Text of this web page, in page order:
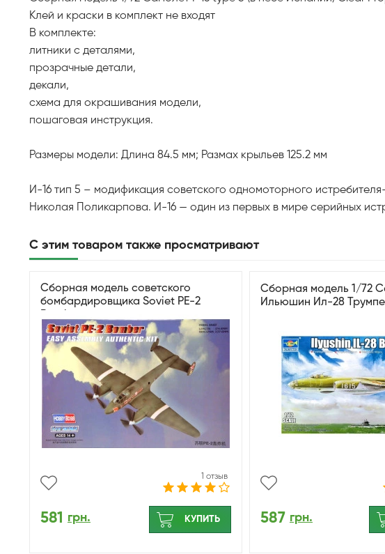
Клей и краски в комплект не входят
В комплекте:
литники с деталями,
прозрачные детали,
декали,
схема для окрашивания модели,
пошаговая инструкция.
Размеры модели: Длина 84.5 мм; Размах крыльев 125.2 мм
И-16 тип 5 – модификация советского одномоторного
Николая Поликарпова. И-16 — один из первых в мире серийных
С этим товаром также просматривают
Сборная модель советского
бомбардировщика Soviet PE-2
1 отзыв
581 грн. КУПИТЬ
Сборная модель 1/72
Ильюшин Ил-28
587 грн.